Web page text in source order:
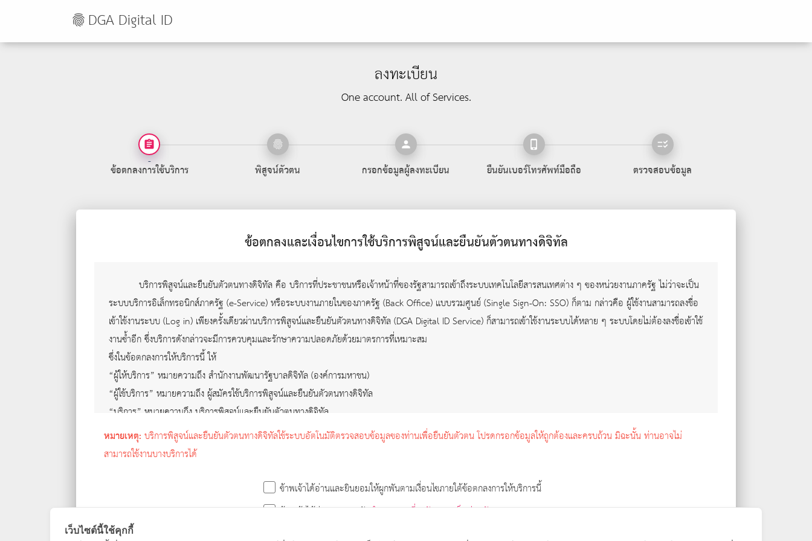
fingerprint DGA Digital ID
ลงทะเบียน
One account. All of Services.
assignment
ข้อตกลงการใช้บริการ
fingerprint
พิสูจน์ตัวตน
person
กรอกข้อมูลผู้ลงทะเบียน
phone_iphone
ยืนยันเบอร์โทรศัพท์มือถือ
checklist_rtl
ตรวจสอบข้อมูล
-
ข้อตกลงและเงื่อนไขการใช้บริการพิสูจน์และยืนยันตัวตนทางดิจิทัล
บริการพิสูจน์และยืนยันตัวตนทางดิจิทัล คือ บริการที่ประชาชนหรือเจ้าหน้าที่ของรัฐสามารถเข้าถึงระบบเทคโนโลยีสารสนเทศต่าง ๆ ของหน่วยงานภาครัฐ ไม่ว่าจะเป็น
ระบบบริการอิเล็กทรอนิกส์ภาครัฐ (e-Service) หรือระบบงานภายในของภาครัฐ (Back Office) แบบรวมศูนย์ (Single Sign-On: SSO) ก็ตาม กล่าวคือ ผู้ใช้งานสามารถลงชื่อ
เข้าใช้งานระบบ (Log in) เพียงครั้งเดียวผ่านบริการพิสูจน์และยืนยันตัวตนทางดิจิทัล (DGA Digital ID Service) ก็สามารถเข้าใช้งานระบบได้หลาย ๆ ระบบโดยไม่ต้องลงชื่อเข้าใช้
งานซ้ำอีก ซึ่งบริการดังกล่าวจะมีการควบคุมและรักษาความปลอดภัยด้วยมาตรการที่เหมาะสม
ซึ่งในข้อตกลงการให้บริการนี้ ให้
“ผู้ให้บริการ” หมายความถึง สำนักงานพัฒนารัฐบาลดิจิทัล (องค์การมหาชน)
“ผู้ใช้บริการ” หมายความถึง ผู้สมัครใช้บริการพิสูจน์และยืนยันตัวตนทางดิจิทัล
“บริการ” หมายความถึง บริการพิสูจน์และยืนยันตัวตนทางดิจิทัล
ผู้ให้บริการและผู้ใช้บริการได้ตกลงกันโดยมีข้อความดังต่อไปนี้
ผู้ใช้บริการจะต้องสมัครใช้บริการหรือลงทะเบียนผ่านช่องทางต่าง ๆ ที่ผู้ให้บริการกำหนด โดยการสมัครใช้บริการจะไม่เสียค่าใช้จ่ายใด ๆ ทั้งปวง ทั้งนี้ ผู้ใช้บริการสามารถใช้
ผู้ใช้บริการจะต้องให้ข้อมูลส่วนตัวหรือรายละเอียดที่เกี่ยวข้องกับผู้ใช้บริการตามความเป็นจริง เพื่อประโยชน์แก่การใช้บริการ หากผู้ให้บริการตรวจพบว่าข้อมูลส่วนตัวหรือ
รายละเอียดที่เกี่ยวข้องกับผู้ใช้บริการไม่ชัดเจน ไม่ถูกต้อง หรือเป็นข้อมูลเท็จ ไม่ว่าผู้ใช้บริการจะให้ข้อมูลนั้นด้วยความสมัครใจหรือความประมาทเลินเล่อก็ตาม ผู้ให้บริการ
มีสิทธิที่จะยกเลิกบัญชีของผู้ใช้บริการโดยมิพักต้องบอกกล่าวล่วงหน้า
หมายเหตุ: บริการพิสูจน์และยืนยันตัวตนทางดิจิทัลใช้ระบบอัตโนมัติตรวจสอบข้อมูลของท่านเพื่อยืนยันตัวตน โปรดกรอกข้อมูลให้ถูกต้องและครบถ้วน มิฉะนั้น ท่านอาจไม่
สามารถใช้งานบางบริการได้
ข้าพเจ้าได้อ่านและยินยอมให้ผูกพันตามเงื่อนไขภายใต้ข้อตกลงการให้บริการนี้
ข้าพเจ้าได้อ่านและยอมรับ คำประกาศเกี่ยวกับความเป็นส่วนตัว (Privacy Notice)
เว็บไซต์นี้ใช้คุกกี้